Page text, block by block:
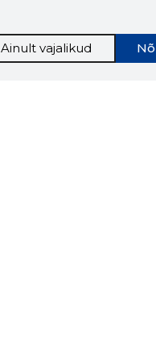
Ainult vajalikud